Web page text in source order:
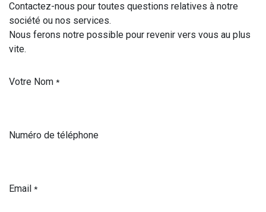
Contactez-nous pour toutes questions relatives à notre
société ou nos services.
Nous ferons notre possible pour revenir vers vous au plus
vite.
Votre Nom *
Numéro de téléphone
Email *